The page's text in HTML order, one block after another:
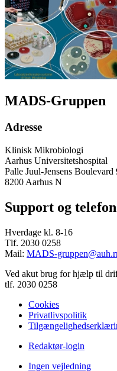
MADS-Gruppen
Adresse
Klinisk Mikrobiologi
Aarhus Universitetshospital
Palle Juul-Jensens Boulevard
8200 Aarhus N
Support og telefon
Hverdage kl. 8-16
Tlf. 2030 0258
Mail: MADS-
Ved akut brug for hjælp til
tlf. 2030 0258
Cookies
Privatlivspolitik
Redaktør-login
Ingen vejledning